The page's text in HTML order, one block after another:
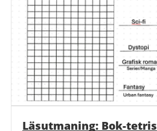
Läsutmaning: Bok-tetris